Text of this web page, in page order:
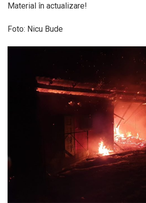
Material în actualizare!
Foto: Nicu Bude